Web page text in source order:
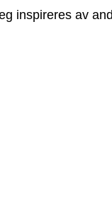
inspireres av